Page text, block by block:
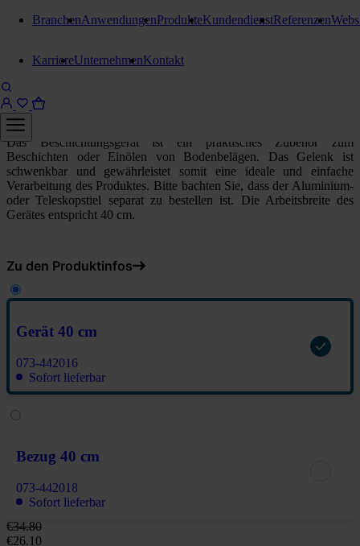
BranchenAnwendungenProdukteKundendienstReferenzen
KarriereUnternehmenKontakt
Kiehl Beschichtungsgerät
Gerät 40 cm
Das Beschichtungsgerät ist ein praktisches Zubehör zum
Beschichten oder Einölen von Bodenbelägen. Das Gelenk ist
schwenkbar und gewährleistet somit eine ideale und einfache
Verarbeitung des Produktes. Bitte bachten Sie, dass der Aluminium-
oder Teleskopstiel separat zu bestellen ist. Die Arbeitsbreite des
Gerätes entspricht 40 cm.
Zu den Produktinfos
Gerät 40 cm
073-442016
Sofort lieferbar
Bezug 40 cm
073-442018
Sofort lieferbar
€34.80
€26.10